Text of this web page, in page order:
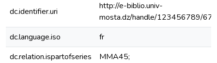
dc.identifier.uri
http://e-biblio.univ-
mosta.dz/handle/123456789/
dc.language.iso
fr
dc.relation.ispartofseries
MMA45;